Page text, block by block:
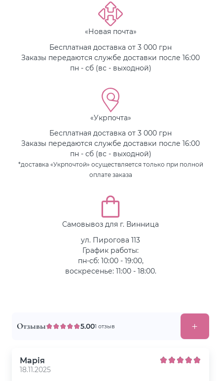
«Новая почта»
Бесплатная доставка от 3 000 грн
Заказы передаются службе доставки после 16:00
пн - сб (вс - выходной)
«Укрпочта»
Бесплатная доставка от 3 000 грн
Заказы передаются службе доставки после 16:00
пн - сб (вс - выходной)
*доставка «Укрпочтой» осуществляется только при полной
оплате заказа
Самовывоз для г. Винница
ул. Пирогова 113
График работы:
пн-сб: 10:00 - 19:00,
воскресенье: 11:00 - 18:00.
Отзывы 5.001 отзыв
Марія
18.11.2025